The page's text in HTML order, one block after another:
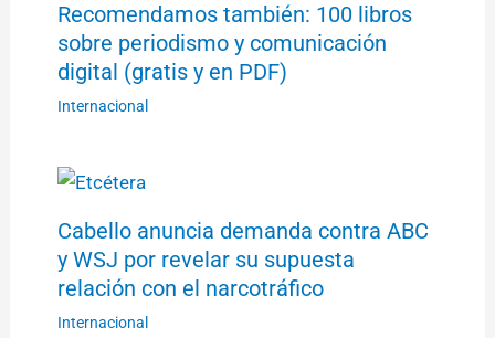
Recomendamos también: 100 libros
sobre periodismo y comunicación
digital (gratis y en PDF)
Internacional
Cabello anuncia demanda contra ABC
y WSJ por revelar su supuesta
relación con el narcotráfico
Internacional